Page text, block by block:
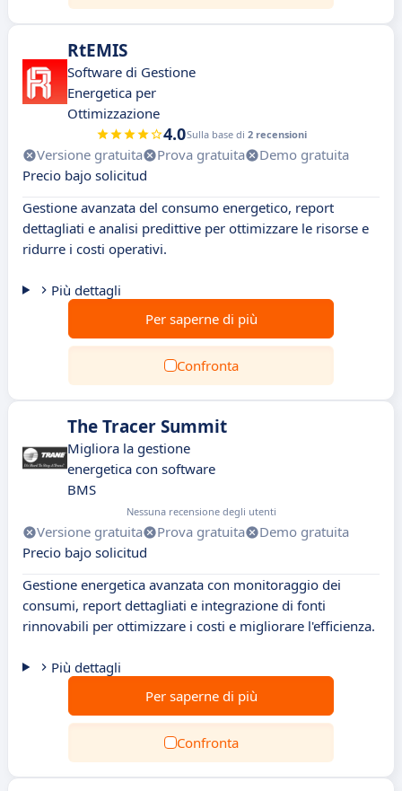
RtEMIS
Software di Gestione
Energetica per
Ottimizzazione
4.0Sulla base di 2 recensioni
Versione gratuita Prova gratuita
Demo gratuita
Precio bajo solicitud
Gestione avanzata del consumo energetico, report
dettagliati e analisi predittive per ottimizzare le risorse e
ridurre i costi operativi.
Più dettagli
Per saperne di più
Confronta
The Tracer Summit
Migliora la gestione
energetica con software
BMS
Nessuna recensione degli utenti
Versione gratuita Prova gratuita
Demo gratuita
Precio bajo solicitud
Gestione energetica avanzata con monitoraggio dei
consumi, report dettagliati e integrazione di fonti
rinnovabili per ottimizzare i costi e migliorare l'efficienza.
Più dettagli
Per saperne di più
Confronta